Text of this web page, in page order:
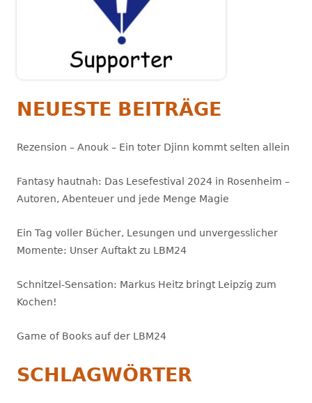
NEUESTE BEITRÄGE
Rezension – Anouk – Ein toter Djinn kommt selten allein
Fantasy hautnah: Das Lesefestival 2024 in Rosenheim –
Autoren, Abenteuer und jede Menge Magie
Ein Tag voller Bücher, Lesungen und unvergesslicher
Momente: Unser Auftakt zu LBM24
Schnitzel-Sensation: Markus Heitz bringt Leipzig zum
Kochen!
Game of Books auf der LBM24
SCHLAGWÖRTER